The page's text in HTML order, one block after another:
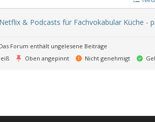
Netflix & Podcasts für Fachvokabular Küche -
Das Forum enthält ungelesene Beiträge
Oben angepinnt Nicht genehmigt